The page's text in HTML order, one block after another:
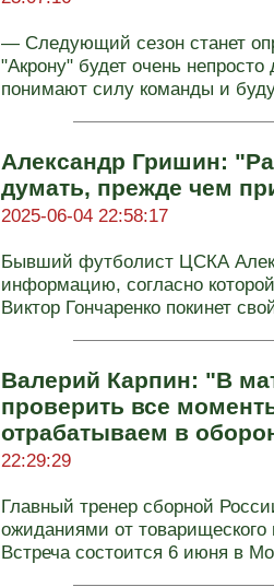
— Следующий сезон станет
"Акрону" будет очень
понимают силу команды и
Александр Гришин:
думать, прежде чем
2025-06-04 22:58:17
Бывший футболист ЦСКА
информацию, согласно
Виктор Гончаренко покинет
Валерий Карпин: "В
проверить все
отрабатываем в
22:29:29
Главный тренер сборной
ожиданиями от
Встреча состоится 6 июня в